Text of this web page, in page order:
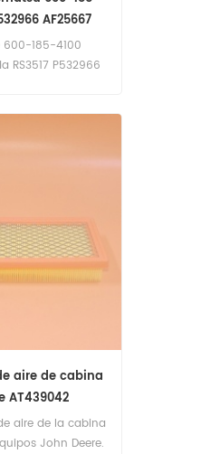
AF25667
600-185-4100
RS3517 P532966
aire de cabina
AT439042
aire de la cabina
John Deere.